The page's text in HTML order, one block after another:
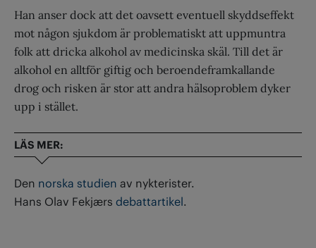
Han anser dock att det oavsett eventuell skyddseffekt
mot någon sjukdom är problematiskt att uppmuntra
folk att dricka alkohol av medicinska skäl. Till det är
alkohol en alltför giftig och beroendeframkallande
drog och risken är stor att andra hälsoproblem dyker
upp i stället.
LÄS MER:
Den norska studien av nykterister.
Hans Olav Fekjærs debattartikel.